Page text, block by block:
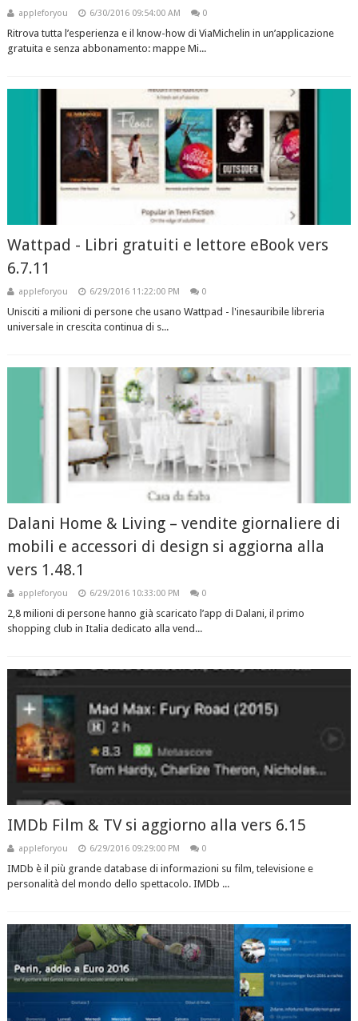
appleforyou 6/30/2016 09:54:00 AM 0
Ritrova tutta l’esperienza e il know-how di ViaMichelin in un’applicazione
gratuita e senza abbonamento: mappe Mi...
Wattpad - Libri gratuiti e lettore eBook vers
6.7.11
appleforyou 6/29/2016 11:22:00 PM 0
Unisciti a milioni di persone che usano Wattpad - l'inesauribile libreria
universale in crescita continua di s...
Dalani Home & Living – vendite giornaliere di
mobili e accessori di design si aggiorna alla
vers 1.48.1
appleforyou 6/29/2016 10:33:00 PM 0
2,8 milioni di persone hanno già scaricato l’app di Dalani, il primo
shopping club in Italia dedicato alla vend...
IMDb Film & TV si aggiorno alla vers 6.15
appleforyou 6/29/2016 09:29:00 PM 0
IMDb è il più grande database di informazioni su film, televisione e
personalità del mondo dello spettacolo. IMDb ...